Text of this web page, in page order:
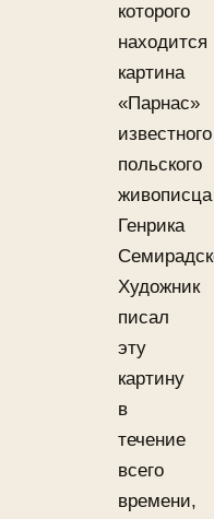
которого
находится
картина
«Парнас»
известного
польского
живописца
Генрика
Художник
писал
эту
картину
в
течение
всего
времени,